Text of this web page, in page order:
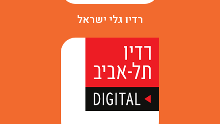
רדיו גלי ישראל